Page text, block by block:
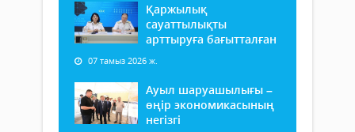
Қаржылық
сауаттылықты
арттыруға бағытталған
07 тамыз 2026 ж.
Ауыл шаруашылығы –
өңір экономикасының
негізгі